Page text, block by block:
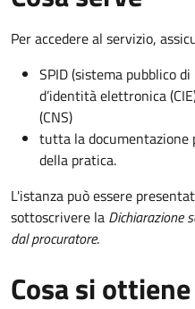
Per accedere al servizio,
SPID (sistema pubblico
d’identità elettronica
(CNS)
tutta la documentazione
della pratica.
L'istanza può essere
sottoscrivere la Dichiarazione
dal procuratore.
Cosa si ottiene